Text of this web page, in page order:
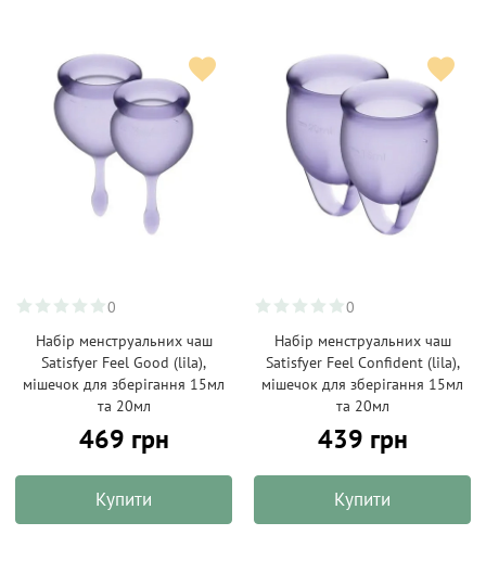
0
Набір менструальних чаш
Satisfyer Feel Good (lila),
мішечок для зберігання 15мл
та 20мл
469 грн
Купити
0
Набір менструальних чаш
Satisfyer Feel Confident (lila),
мішечок для зберігання 15мл
та 20мл
439 грн
Купити